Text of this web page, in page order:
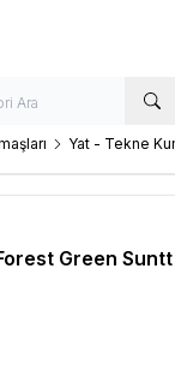
Yat - Tekne
Green